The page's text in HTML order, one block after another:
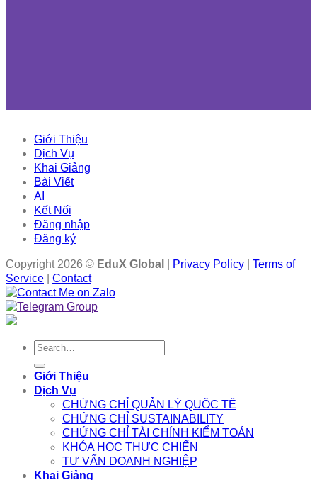
Giới Thiệu
Dịch Vụ
Khai Giảng
Bài Viết
AI
Kết Nối
Đăng nhập
Đăng ký
Copyright 2026 © EduX Global Privacy Policy
Terms of
Service
Contact
Search
Giới Thiệu
Dịch Vụ
CHỨNG CHỈ QUẢN LÝ QUỐC TẾ
CHỨNG CHỈ SUSTAINABILITY
CHỨNG CHỈ TÀI CHÍNH KIỂM TOÁN
KHÓA HỌC THỰC CHIẾN
TƯ VẤN DOANH NGHIỆP
Khai Giảng